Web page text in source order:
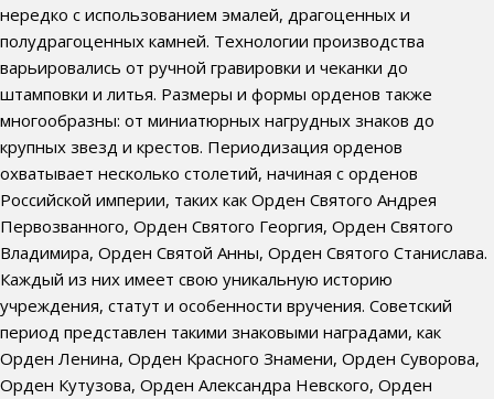
нередко с использованием эмалей, драгоценных и
полудрагоценных камней. Технологии производства
варьировались от ручной гравировки и чеканки до
штамповки и литья. Размеры и формы орденов также
многообразны: от миниатюрных нагрудных знаков до
крупных звезд и крестов. Периодизация орденов
охватывает несколько столетий, начиная с орденов
Российской империи, таких как Орден Святого Андрея
Первозванного, Орден Святого Георгия, Орден Святого
Владимира, Орден Святой Анны, Орден Святого Станислава.
Каждый из них имеет свою уникальную историю
учреждения, статут и особенности вручения. Советский
период представлен такими знаковыми наградами, как
Орден Ленина, Орден Красного Знамени, Орден Суворова,
Орден Кутузова, Орден Александра Невского, Орден